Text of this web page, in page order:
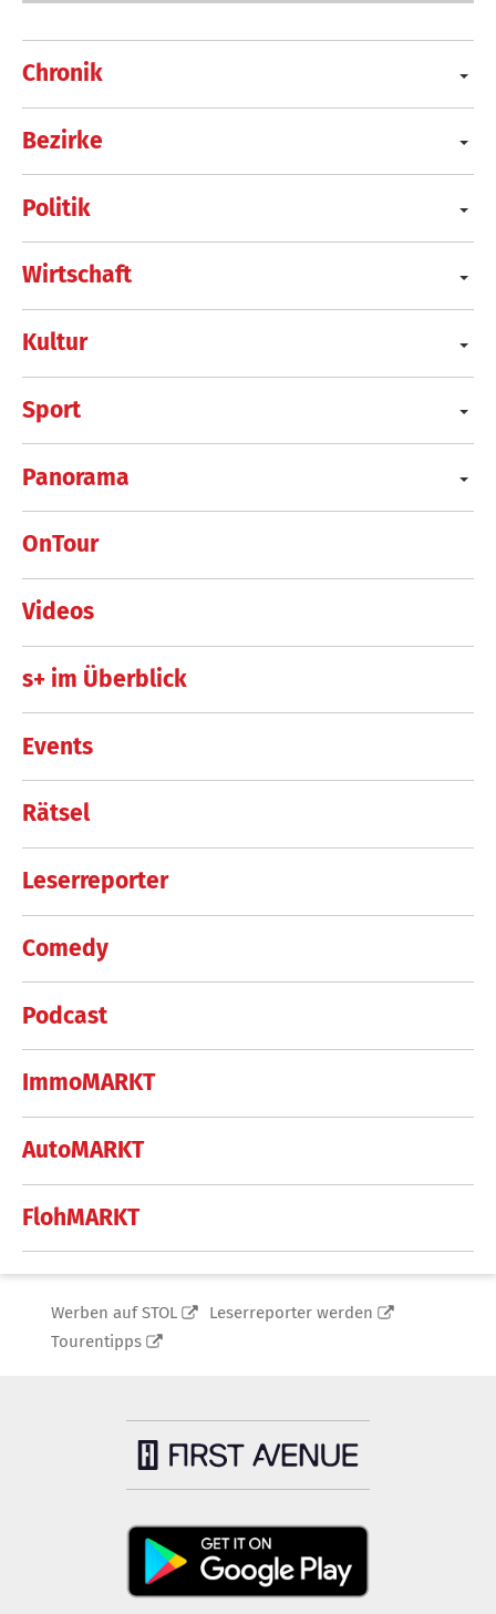
Chronik
Bezirke
Politik
Wirtschaft
Kultur
Sport
Panorama
OnTour
Videos
s+ im Überblick
Events
Rätsel
Leserreporter
Comedy
Podcast
ImmoMARKT
AutoMARKT
FlohMARKT
Werben auf STOL
Leserreporter werden
Tourentipps